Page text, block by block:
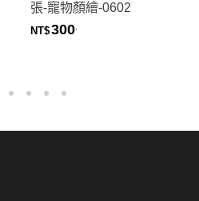
張-寵物顏繪-0602
NT$300